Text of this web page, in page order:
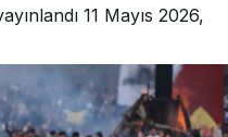
11 Mayıs 2026,